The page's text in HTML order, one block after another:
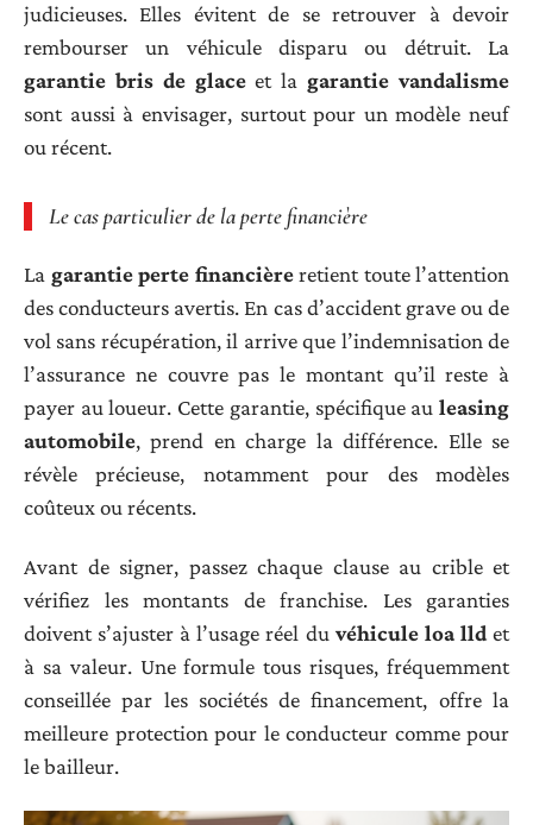
judicieuses. Elles évitent de se retrouver à devoir
rembourser un véhicule disparu ou détruit. La
garantie bris de glaceet lagarantie vandalisme
sont aussi à envisager, surtout pour un modèle neuf
ou récent.
Le cas particulier de la perte financière
La garantie perte financièreretient toute l’attention
des conducteurs avertis. En cas d’accident grave ou de
vol sans récupération, il arrive que l’indemnisation de
l’assurance ne couvre pas le montant qu’il reste à
payer au loueur. Cette garantie, spécifique au leasing
automobile, prend en charge la différence. Elle se
révèle précieuse, notamment pour des modèles
coûteux ou récents.
Avant de signer, passez chaque clause au crible et
vérifiez les montants de franchise. Les garanties
doivent s’ajuster à l’usage réel du véhicule loa lldet
à sa valeur. Une formule tous risques, fréquemment
conseillée par les sociétés de financement, offre la
meilleure protection pour le conducteur comme pour
le bailleur.